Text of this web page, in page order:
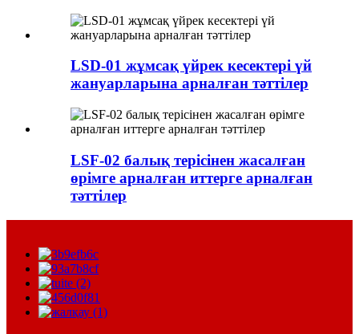
LSD-01 жұмсақ үйрек кесектері үй
жануарларына арналған тәттілер
LSF-02 балық терісінен жасалған
өрімге арналған иттерге арналған
тәттілер